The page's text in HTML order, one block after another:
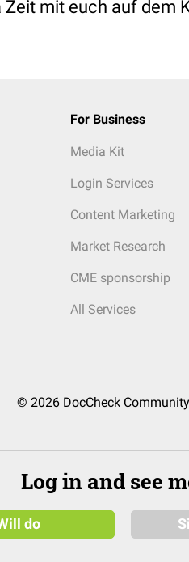
mit euch auf dem
For Business
Media Kit
Login Services
Content Marketing
Market Research
CME sponsorship
All Services
© 2026 DocCheck
Log in and see
do